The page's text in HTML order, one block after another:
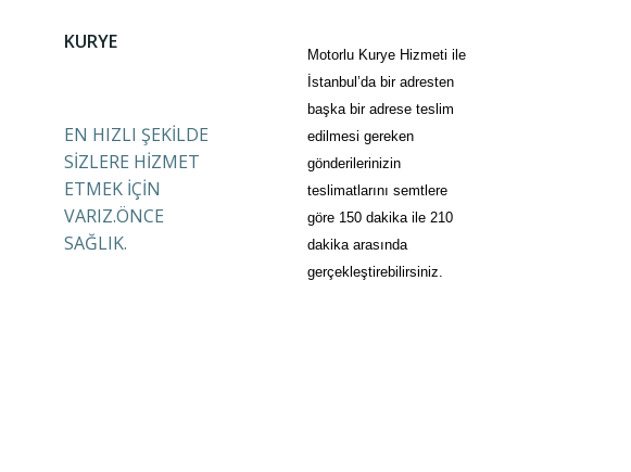
KURYE
EN HIZLI ŞEKİLDE
SİZLERE HİZMET
ETMEK İÇİN
VARIZ.ÖNCE
SAĞLIK.
Motorlu Kurye Hizmeti ile
İstanbul’da bir adresten
başka bir adrese teslim
edilmesi gereken
gönderilerinizin
teslimatlarını semtlere
göre 150 dakika ile 210
dakika arasında
gerçekleştirebilirsiniz.